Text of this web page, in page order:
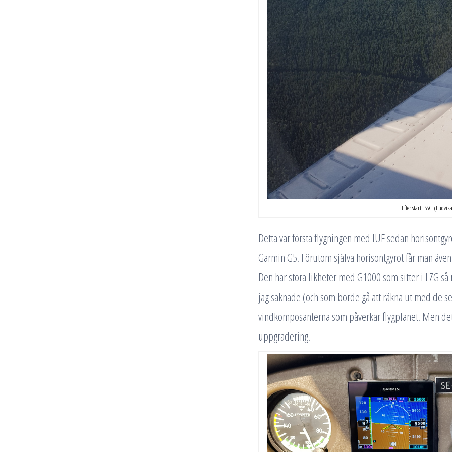
Efter start ESSG
Detta var första flygningen med IUF sedan
Garmin G5. Förutom själva horisontgyrot får man
Den har stora likheter med G1000 som sitter i LZG
jag saknade (och som borde gå att räkna ut med de
vindkomposanterna som påverkar flygplanet. Men
uppgradering.